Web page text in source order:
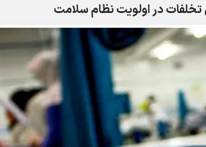
در اولویت نظام سلامت
ساز‌های همیشه ناکوک!